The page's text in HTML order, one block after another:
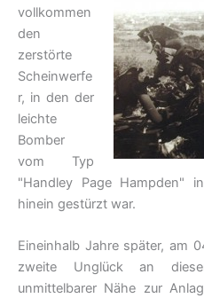
vollkommen
den
zerstörte
Scheinwerfe
r, in den der
leichte
Bomber
vom Typ
"Handley Page Hampden"
hinein gestürzt war.
Eineinhalb Jahre später, am
zweite Unglück an
unmittelbarer Nähe zur